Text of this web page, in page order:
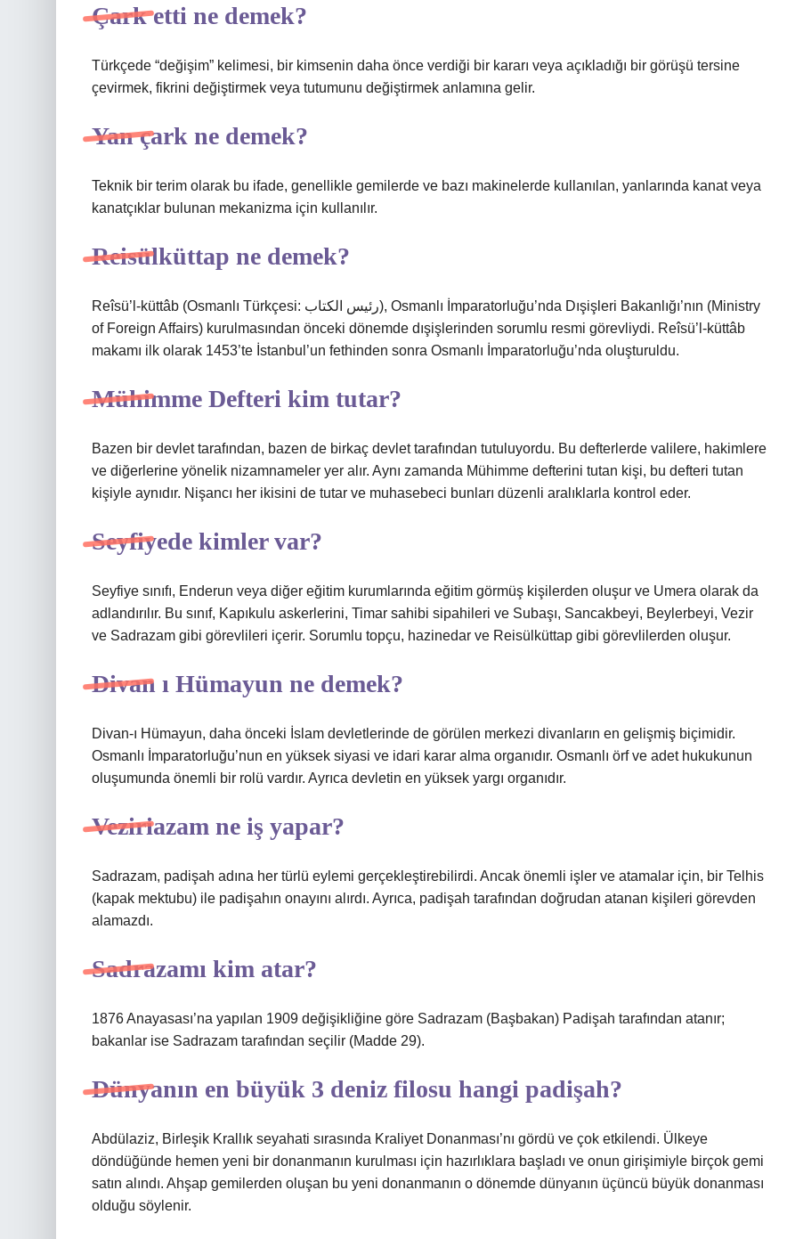
Çark etti ne demek?
Türkçede “değişim” kelimesi, bir kimsenin daha önce verdiği bir kararı veya açıkladığı bir görüşü tersine
çevirmek, fikrini değiştirmek veya tutumunu değiştirmek anlamına gelir.
Yan çark ne demek?
Teknik bir terim olarak bu ifade, genellikle gemilerde ve bazı makinelerde kullanılan, yanlarında kanat veya
kanatçıklar bulunan mekanizma için kullanılır.
Reisülküttap ne demek?
Reîsü’l-küttâb (Osmanlı Türkçesi: رئيس الكتاب), Osmanlı İmparatorluğu’nda Dışişleri Bakanlığı’nın (Ministry
of Foreign Affairs) kurulmasından önceki dönemde dışişlerinden sorumlu resmi görevliydi. Reîsü’l-küttâb
makamı ilk olarak 1453’te İstanbul’un fethinden sonra Osmanlı İmparatorluğu’nda oluşturuldu.
Mühimme Defteri kim tutar?
Bazen bir devlet tarafından, bazen de birkaç devlet tarafından tutuluyordu. Bu defterlerde valilere, hakimlere
ve diğerlerine yönelik nizamnameler yer alır. Aynı zamanda Mühimme defterini tutan kişi, bu defteri tutan
kişiyle aynıdır. Nişancı her ikisini de tutar ve muhasebeci bunları düzenli aralıklarla kontrol eder.
Seyfiyede kimler var?
Seyfiye sınıfı, Enderun veya diğer eğitim kurumlarında eğitim görmüş kişilerden oluşur ve Umera olarak da
adlandırılır. Bu sınıf, Kapıkulu askerlerini, Timar sahibi sipahileri ve Subaşı, Sancakbeyi, Beylerbeyi, Vezir
ve Sadrazam gibi görevlileri içerir. Sorumlu topçu, hazinedar ve Reisülküttap gibi görevlilerden oluşur.
Divan ı Hümayun ne demek?
Divan-ı Hümayun, daha önceki İslam devletlerinde de görülen merkezi divanların en gelişmiş biçimidir.
Osmanlı İmparatorluğu’nun en yüksek siyasi ve idari karar alma organıdır. Osmanlı örf ve adet hukukunun
oluşumunda önemli bir rolü vardır. Ayrıca devletin en yüksek yargı organıdır.
Veziriazam ne iş yapar?
Sadrazam, padişah adına her türlü eylemi gerçekleştirebilirdi. Ancak önemli işler ve atamalar için, bir Telhis
(kapak mektubu) ile padişahın onayını alırdı. Ayrıca, padişah tarafından doğrudan atanan kişileri görevden
alamazdı.
Sadrazamı kim atar?
1876 ​​Anayasası’na yapılan 1909 değişikliğine göre Sadrazam (Başbakan) Padişah tarafından atanır;
bakanlar ise Sadrazam tarafından seçilir (Madde 29).
Dünyanın en büyük 3 deniz filosu hangi padişah?
Abdülaziz, Birleşik Krallık seyahati sırasında Kraliyet Donanması’nı gördü ve çok etkilendi. Ülkeye
döndüğünde hemen yeni bir donanmanın kurulması için hazırlıklara başladı ve onun girişimiyle birçok gemi
satın alındı. Ahşap gemilerden oluşan bu yeni donanmanın o dönemde dünyanın üçüncü büyük donanması
olduğu söylenir.